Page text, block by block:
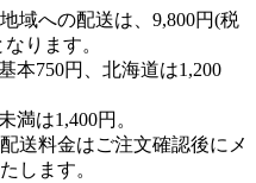
域への配送は、9,800円(税
ります。
本750円、北海道は1,200
満は1,400円。
送料金はご注文確認後にメ
します。